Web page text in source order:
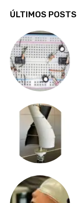
ÚLTIMOS POSTS